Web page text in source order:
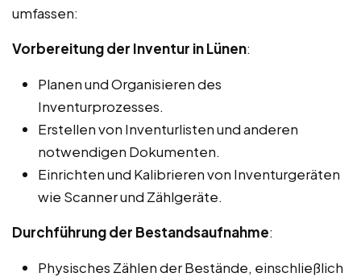
umfassen:
Vorbereitung der Inventur in Lünen:
Planen und Organisieren des
Inventurprozesses.
Erstellen von Inventurlisten und anderen
notwendigen Dokumenten.
Einrichten und Kalibrieren von Inventurgeräten
wie Scanner und Zählgeräte.
Durchführung der Bestandsaufnahme:
Physisches Zählen der Bestände, einschließlich